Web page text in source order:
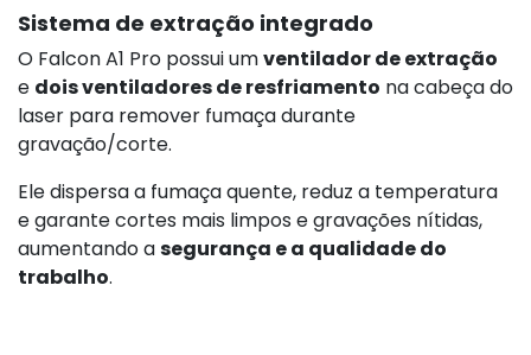
Sistema de extração integrado
O Falcon A1 Pro possui umventilador de extração
e dois ventiladores de resfriamento na cabeça do
laser para remover fumaça durante
gravação/corte.
Ele dispersa a fumaça quente, reduz a temperatura
e garante cortes mais limpos e gravações nítidas,
aumentando asegurança e a qualidade do
trabalho.